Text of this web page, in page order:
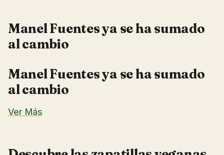
Manel Fuentes ya se ha sumado
al cambio
Manel Fuentes ya se ha sumado
al cambio
Ver Más